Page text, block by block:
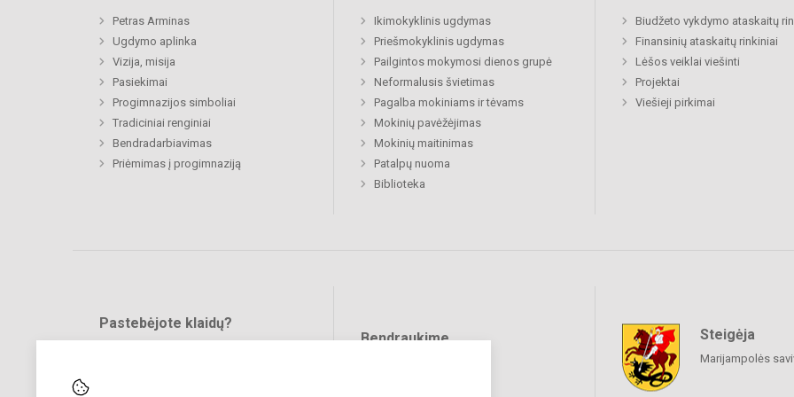
Petras Arminas
Ugdymo aplinka
Vizija, misija
Pasiekimai
Progimnazijos simboliai
Tradiciniai renginiai
Bendradarbiavimas
Priėmimas į progimnaziją
Ikimokyklinis ugdymas
Priešmokyklinis ugdymas
Pailgintos mokymosi dienos grupė
Neformalusis švietimas
Pagalba mokiniams ir tėvams
Mokinių pavėžėjimas
Mokinių maitinimas
Patalpų nuoma
Biblioteka
Biudžeto vykdymo ataskaitų
Finansinių ataskaitų rinkiniai
Lėšos veiklai viešinti
Projektai
Viešieji pirkimai
Pastebėjote klaidų?
Bendraukime Steigėja
Marijampolės